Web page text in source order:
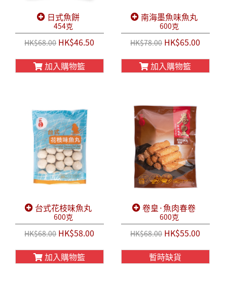
日式魚餅
454克
HK$68.00HK$46.50
加入購物籃
南海墨魚味魚丸
600克
HK$78.00HK$65.00
加入購物籃
台式花枝味魚丸
600克
HK$68.00HK$58.00
加入購物籃
卷皇·魚肉春卷
600克
HK$68.00HK$55.00
暫時缺貨